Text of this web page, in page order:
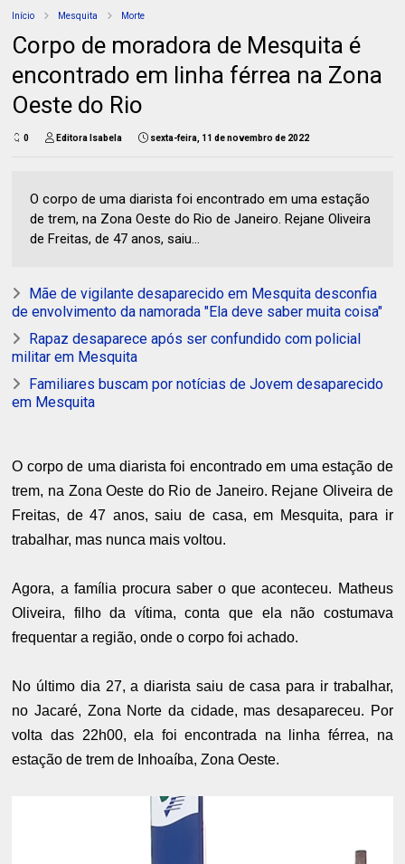
Início Mesquita Morte
Corpo de moradora de Mesquita é
encontrado em linha férrea na Zona
Oeste do Rio
0 Editora Isabela sexta-feira, 11 de novembro de 2022
O corpo de uma diarista foi encontrado em uma estação
de trem, na Zona Oeste do Rio de Janeiro. Rejane Oliveira
de Freitas, de 47 anos, saiu...
Mãe de vigilante desaparecido em Mesquita desconfia
de envolvimento da namorada "Ela deve saber muita coisa"
Rapaz desaparece após ser confundido com policial
militar em Mesquita
Familiares buscam por notícias de Jovem desaparecido
em Mesquita
O corpo de uma diarista foi encontrado em uma estação de
trem, na Zona Oeste do Rio de Janeiro. Rejane Oliveira de
Freitas, de 47 anos, saiu de casa, em Mesquita, para ir
trabalhar, mas nunca mais voltou.
Agora, a família procura saber o que aconteceu. Matheus
Oliveira, filho da vítima, conta que ela não costumava
frequentar a região, onde o corpo foi achado.
No último dia 27, a diarista saiu de casa para ir trabalhar,
no Jacaré, Zona Norte da cidade, mas desapareceu. Por
volta das 22h00, ela foi encontrada na linha férrea, na
estação de trem de Inhoaíba, Zona Oeste.